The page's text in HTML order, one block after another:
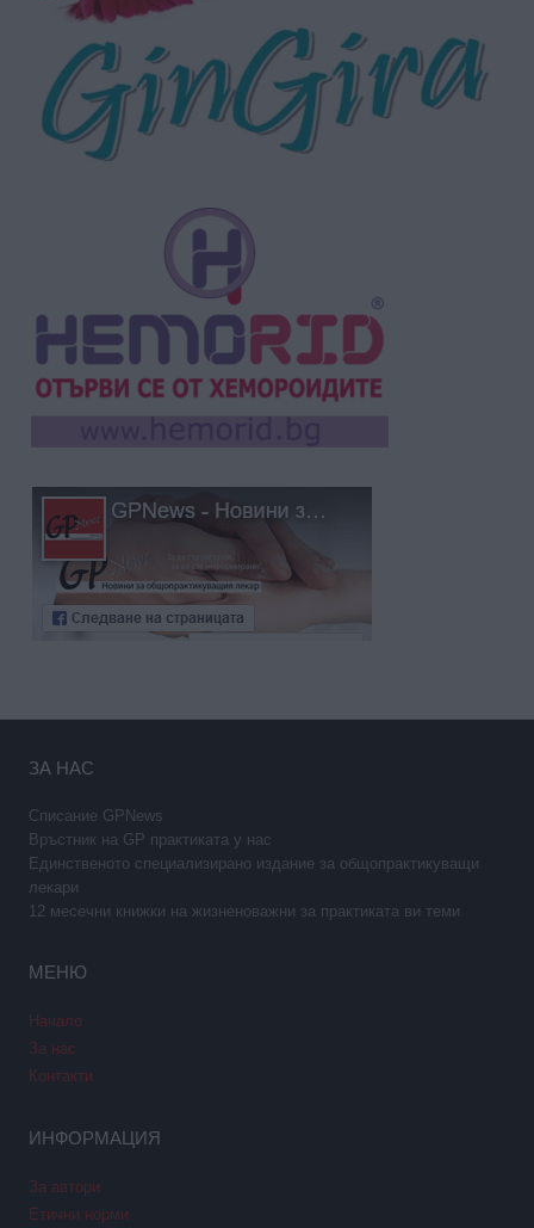
ЗА НАС
Списание GPNews
Връстник на GP практиката у нас
Единственото специализирано издание за общопрактикуващи
лекари
12 месечни книжки на жизненоважни за практиката ви теми
МЕНЮ
Начало
За нас
Контакти
ИНФОРМАЦИЯ
За автори
Етични норми